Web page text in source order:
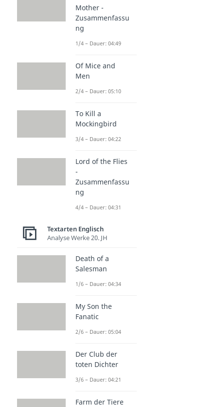
Mother -
Zusammenfassu
ng
1/4 – Dauer: 04:49
Of Mice and
Men
2/4 – Dauer: 05:10
To Kill a
Mockingbird
3/4 – Dauer: 04:22
Lord of the Flies
-
Zusammenfassu
ng
4/4 – Dauer: 04:31
Textarten Englisch
Analyse Werke 20. JH
Death of a
Salesman
1/6 – Dauer: 04:34
My Son the
Fanatic
2/6 – Dauer: 05:04
Der Club der
toten Dichter
3/6 – Dauer: 04:21
Farm der Tiere